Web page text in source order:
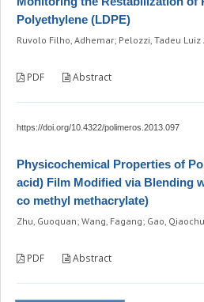
Polyethylene (LDPE)
Ruvolo Filho, Adhemar; Pelozzi, Tadeu Luiz
PDF Abstract
https://doi.org/10.4322/polimeros.2013.097
Physicochemical Properties of
acid) Film Modified via Blending
co methyl methacrylate)
Zhu, Guoquan; Wang, Fagang; Gao,
PDF Abstract